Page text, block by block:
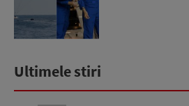
Ultimele stiri